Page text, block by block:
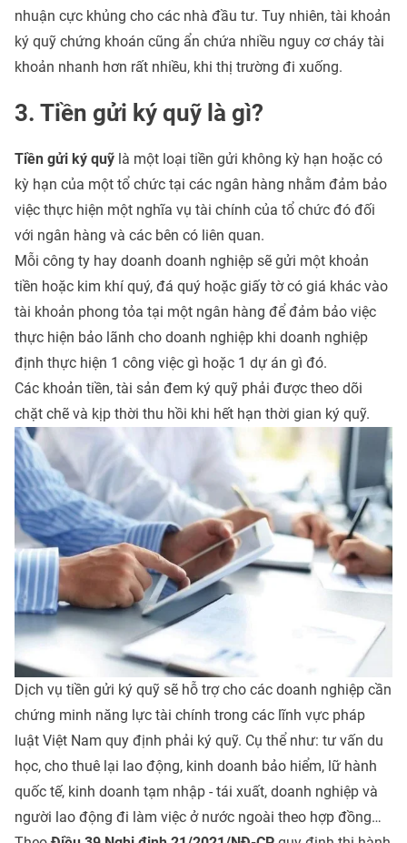
nhuận cực khủng cho các nhà đầu tư. Tuy nhiên, tài khoản
ký quỹ chứng khoán cũng ẩn chứa nhiều nguy cơ cháy tài
khoản nhanh hơn rất nhiều, khi thị trường đi xuống.
3. Tiền gửi ký quỹ là gì?
Tiền gửi ký quỹ là một loại tiền gửi không kỳ hạn hoặc có
kỳ hạn của một tổ chức tại các ngân hàng nhằm đảm bảo
việc thực hiện một nghĩa vụ tài chính của tổ chức đó đối
với ngân hàng và các bên có liên quan.
Mỗi công ty hay doanh doanh nghiệp sẽ gửi một khoản
tiền hoặc kim khí quý, đá quý hoặc giấy tờ có giá khác vào
tài khoản phong tỏa tại một ngân hàng để đảm bảo việc
thực hiện bảo lãnh cho doanh nghiệp khi doanh nghiệp
định thực hiện 1 công việc gì hoặc 1 dự án gì đó.
Các khoản tiền, tài sản đem ký quỹ phải được theo dõi
chặt chẽ và kịp thời thu hồi khi hết hạn thời gian ký quỹ.
Dịch vụ tiền gửi ký quỹ sẽ hỗ trợ cho các doanh nghiệp cần
chứng minh năng lực tài chính trong các lĩnh vực pháp
luật Việt Nam quy định phải ký quỹ. Cụ thể như: tư vấn du
học, cho thuê lại lao động, kinh doanh bảo hiểm, lữ hành
quốc tế, kinh doanh tạm nhập - tái xuất, doanh nghiệp và
người lao động đi làm việc ở nước ngoài theo hợp đồng…